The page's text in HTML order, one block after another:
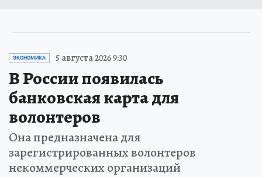
ЭКОНОМИКА 5 августа 2026 9:30
В России появилась
банковская карта для
волонтеров
Она предназначена для
зарегистрированных волонтеров
некоммерческих организаций